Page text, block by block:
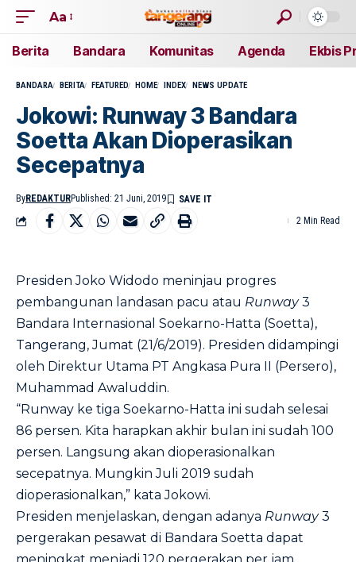
Aa
Berita Bandara Komunitas Agenda Ekbis
BANDARA BERITA FEATURED HOME INDEX NEWS UPDATE
Jokowi: Runway 3 Bandara
Soetta Akan Dioperasikan
Secepatnya
ByREDAKTURPublished: 21 Juni, 2019
2 Min Read
Presiden Joko Widodo meninjau progres
pembangunan landasan pacu atau Runway3
Bandara Internasional Soekarno-Hatta (Soetta),
Tangerang, Jumat (21/6/2019). Presiden didampingi
oleh Direktur Utama PT Angkasa Pura II (Persero),
Muhammad Awaluddin.
“Runway ke tiga Soekarno-Hatta ini sudah selesai
86 persen. Kita harapkan akhir bulan ini sudah 100
persen. Langsung akan dioperasionalkan
secepatnya. Mungkin Juli 2019 sudah
dioperasionalkan,” kata Jokowi.
Presiden menjelaskan, dengan adanya Runway3
pergerakan pesawat di Bandara Soetta dapat